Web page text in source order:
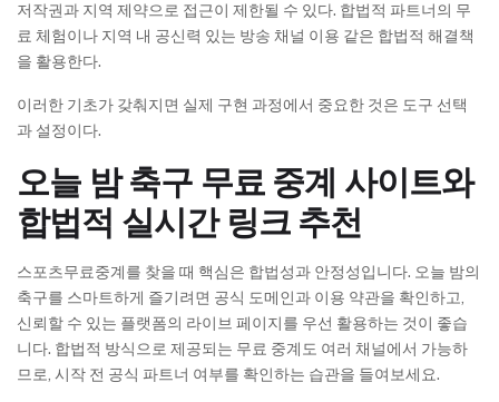
저작권과 지역 제약으로 접근이 제한될 수 있다. 합법적 파트너의 무
료 체험이나 지역 내 공신력 있는 방송 채널 이용 같은 합법적 해결책
을 활용한다.
이러한 기초가 갖춰지면 실제 구현 과정에서 중요한 것은 도구 선택
과 설정이다.
오늘 밤 축구 무료 중계 사이트와
합법적 실시간 링크 추천
스포츠무료중계를 찾을 때 핵심은 합법성과 안정성입니다. 오늘 밤의
축구를 스마트하게 즐기려면 공식 도메인과 이용 약관을 확인하고,
신뢰할 수 있는 플랫폼의 라이브 페이지를 우선 활용하는 것이 좋습
니다. 합법적 방식으로 제공되는 무료 중계도 여러 채널에서 가능하
므로, 시작 전 공식 파트너 여부를 확인하는 습관을 들여보세요.